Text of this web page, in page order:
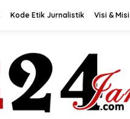
Kode Etik Jurnalistik Visi & Misi